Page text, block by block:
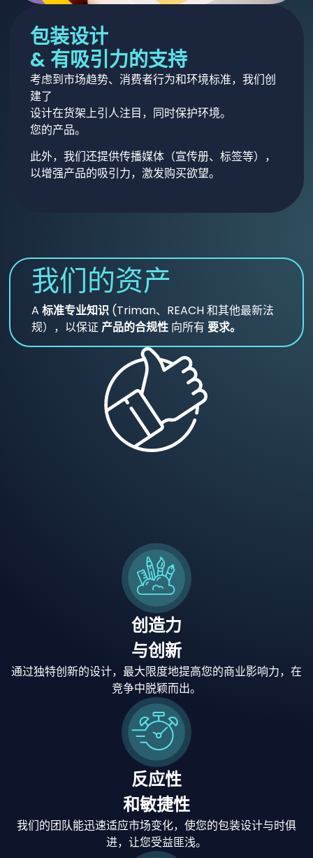
包装设计
& 有吸引力的支持
考虑到市场趋势、消费者行为和环境标准，我们创
建了
设计在货架上引人注目，同时保护环境。
您的产品。
此外，我们还提供传播媒体（宣传册、标签等），
以增强产品的吸引力，激发购买欲望。
我们的资产
A标准专业知识 (Triman、REACH 和其他最新法
规），以保证产品的合规性 向所有要求。
创造力
与创新
通过独特创新的设计，最大限度地提高您的商业影响力，在
竞争中脱颖而出。
反应性
和敏捷性
我们的团队能迅速适应市场变化，使您的包装设计与时俱
进，让您受益匪浅。